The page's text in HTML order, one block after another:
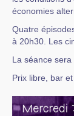
économies
Quatre
à 20h30. Les
La séance sera
Prix libre, bar